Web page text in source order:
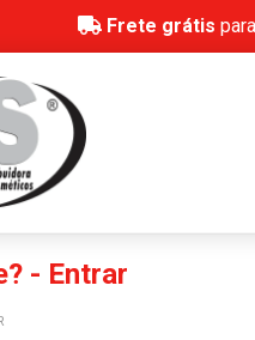
Frete grátis
- Entrar